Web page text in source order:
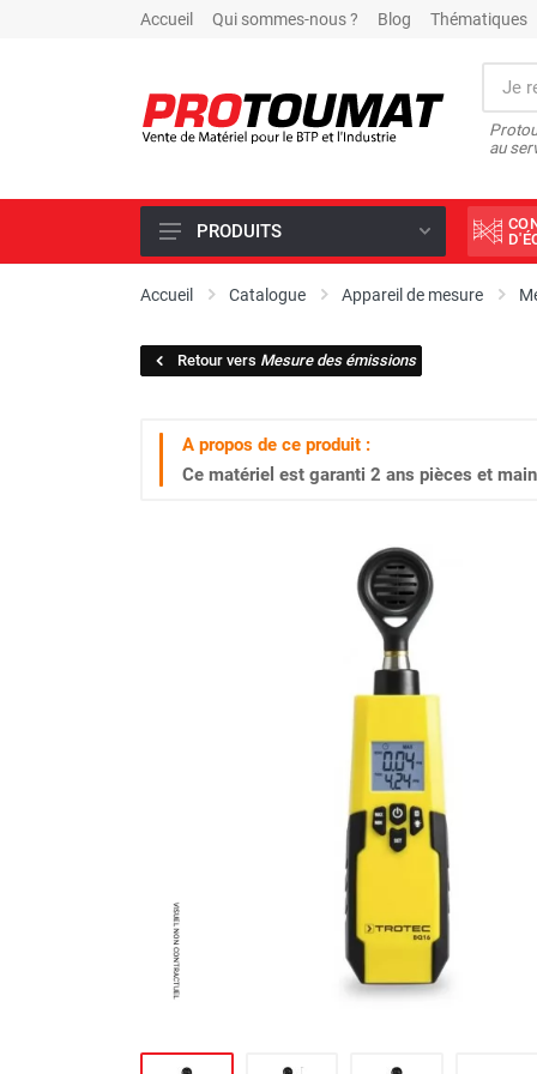
Accueil Qui sommes-nous ? Blog Thématiques
au
PROMOTIONS D'USINE
SCIAGE ET FORAGE
TRAVAIL DU BÉTON
MATÉRIEL DE DÉMOLITION
COMPRESSEUR DE CHANTIER
ÉQUIPEMENT DE CHANTIER
MACHINE DE PROJECTION ET
MATÉRIEL DE SABLAGE
DÉCOLLEUSE À PAPIER PEINT
TRANSPALETTE, GERBEUR ET
MANUTENTION ET LEVAGE
DE CHANTIER
PRODUITS
Accueil Catalogue Appareil de mesure
Retour vers Mesure des émissions
A propos de ce produit :
Ce matériel est garanti 2 ans pièces et